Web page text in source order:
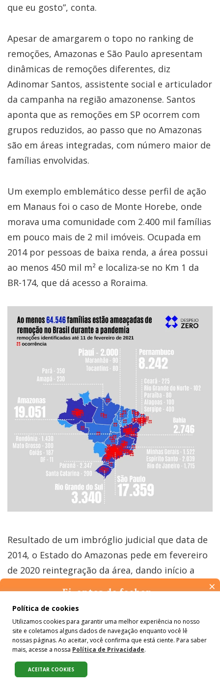
que eu gosto”, conta.
Apesar de amargarem o topo no ranking de
remoções, Amazonas e São Paulo apresentam
dinâmicas de remoções diferentes, diz
Adinomar Santos, assistente social e articulador
da campanha na região amazonense. Santos
aponta que as remoções em SP ocorrem com
grupos reduzidos, ao passo que no Amazonas
são em áreas integradas, com número maior de
famílias envolvidas.
Um exemplo emblemático desse perfil de ação
em Manaus foi o caso de Monte Horebe, onde
morava uma comunidade com 2.400 mil famílias
em pouco mais de 2 mil imóveis. Ocupada em
2014 por pessoas de baixa renda, a área possui
ao menos 450 mil m² e localiza-se no Km 1 da
BR-174, que dá acesso a Roraima.
Resultado de um imbróglio judicial que data de
2014, o Estado do Amazonas pede em fevereiro
de 2020 reintegração da área, dando início a
uma operação de 12 dias de despejo e
que no dia da ação, a polícia formou um cordão
de isolamento nos arredores e quem saía para
comprar mantimentos era impedido de
retornar às casas.
Compartilhe:
Política de cookies
Utilizamos cookies para garantir uma melhor experiência no nosso
site e coletamos alguns dados de navegação enquanto você lê
nossas páginas. Ao aceitar, você confirma que está ciente. Para saber
mais, acesse a nossa Política de Privacidade.
ACEITAR COOKIES
×
Ei, antes de fechar…
Pense na importância de manter-se informado(a). Quer ter
colunistas e reportagens especiais? Receba a nossa newsletter.
É de graça :)